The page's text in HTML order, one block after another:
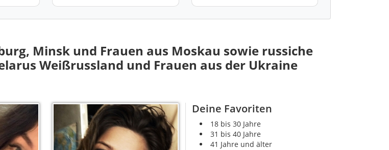
Minsk und Frauen aus Moskau sowie russiche
Weißrussland und Frauen aus der Ukraine
Deine Favoriten
18 bis 30 Jahre
31 bis 40 Jahre
41 Jahre und älter